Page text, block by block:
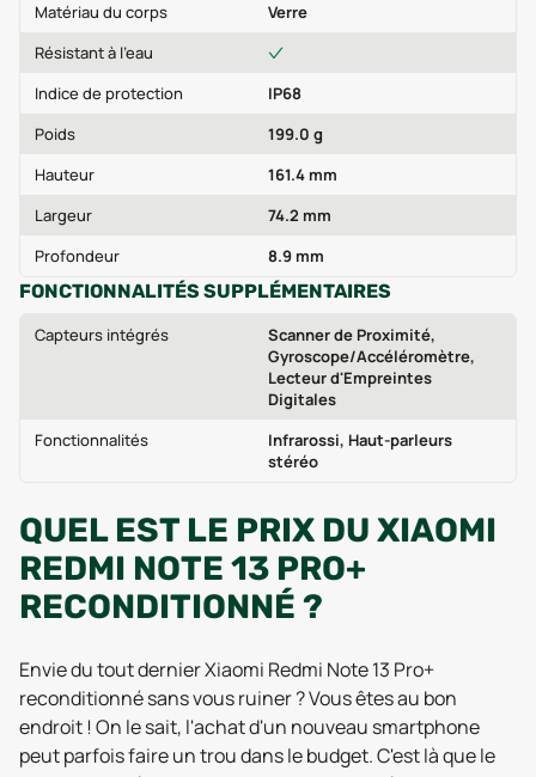
Matériau du corps
Verre
Résistant à l'eau
Indice de protection
IP68
Poids
199.0 g
Hauteur
161.4 mm
Largeur
74.2 mm
Profondeur
8.9 mm
FONCTIONNALITÉS SUPPLÉMENTAIRES
Capteurs intégrés
Scanner de Proximité,
Gyroscope/Accéléromètre,
Lecteur d'Empreintes
Digitales
Fonctionnalités
Infrarossi, Haut-parleurs
stéréo
QUEL EST LE PRIX DU XIAOMI
REDMI NOTE 13 PRO+
RECONDITIONNÉ ?
Envie du tout dernier Xiaomi Redmi Note 13 Pro+
reconditionné sans vous ruiner ? Vous êtes au bon
endroit ! On le sait, l'achat d'un nouveau smartphone
peut parfois faire un trou dans le budget. C'est là que le